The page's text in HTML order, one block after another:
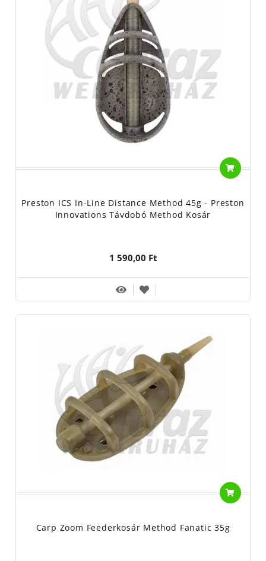
Preston ICS In-Line Distance Method 45g - Preston
Innovations Távdobó Method Kosár
1 590,00 Ft
Carp Zoom Feederkosár Method Fanatic 35g